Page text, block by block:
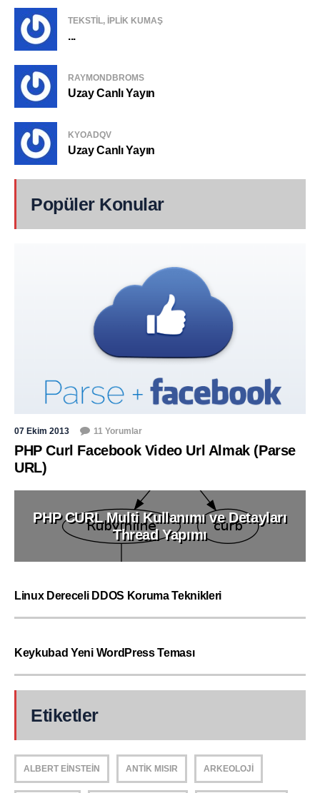
TEKSTIL, IPLIK KUMAŞ
...
RAYMONDBROMS
Uzay Canlı Yayın
KYOADQV
Uzay Canlı Yayın
Popüler Konular
07 Ekim 2013 11 Yorumlar
PHP Curl Facebook Video Url Almak (Parse
URL)
PHP CURL Multi Kullanımı ve Detayları
Thread Yapımı
Linux Dereceli DDOS Koruma Teknikleri
Keykubad Yeni WordPress Teması
Etiketler
ALBERT EINSTEIN ANTIK MISIR ARKEOLOJI